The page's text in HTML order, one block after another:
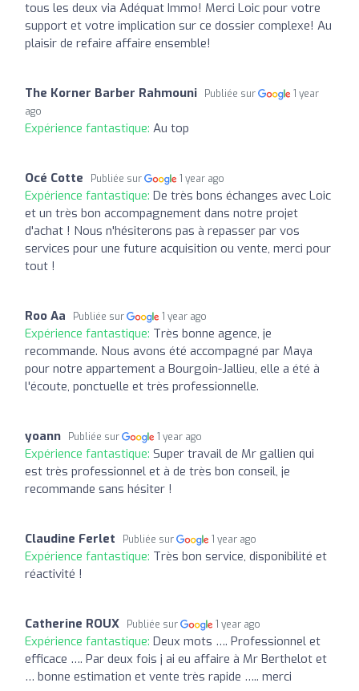
tous les deux via Adéquat Immo! Merci Loic pour votre
support et votre implication sur ce dossier complexe! Au
plaisir de refaire affaire ensemble!
The Korner Barber Rahmouni Publiée sur
1 year
ago
Expérience fantastique: Au top
Océ Cotte Publiée sur 1 year ago
Expérience fantastique: De très bons échanges avec Loic
et un très bon accompagnement dans notre projet
d'achat ! Nous n'hésiterons pas à repasser par vos
services pour une future acquisition ou vente, merci pour
tout !
Roo Aa Publiée sur 1 year ago
Expérience fantastique: Très bonne agence, je
recommande. Nous avons été accompagné par Maya
pour notre appartement a Bourgoin-Jallieu, elle a été à
l'écoute, ponctuelle et très professionnelle.
yoann Publiée sur 1 year ago
Expérience fantastique: Super travail de Mr gallien qui
est très professionnel et à de très bon conseil, je
recommande sans hésiter !
Claudine Ferlet Publiée sur 1 year ago
Expérience fantastique: Très bon service, disponibilité et
réactivité !
Catherine ROUX Publiée sur 1 year ago
Expérience fantastique: Deux mots …. Professionnel et
efficace …. Par deux fois j ai eu affaire à Mr Berthelot et
… bonne estimation et vente très rapide ….. merci